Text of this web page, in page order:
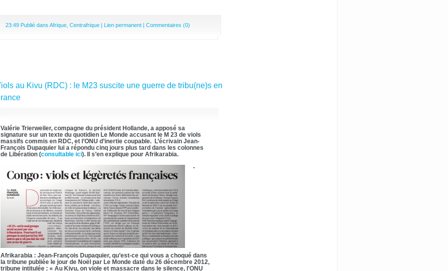
23:49 Publié dans Afrique Centrafrique | Lien permanent | Commentaires (0)
au Kivu (RDC) : le M23 suscite une guerre de tribu(ne)s en
Valérie Trierweiler, compagne du président Hollande, a apposé sa
signature sur un texte du quotidien Le Monde accusant le M 23 de viols
massifs commis en RDC, et l’ONU d’inertie coupable. L’écrivain Jean-
François Dupaquier lui a répondu cinq jours plus tard dans les colonnes
de Libération (consultable ici). Il s’en explique pour Afrikarabia.
-
Afrikarabia : Jean-François Dupaquier, qu’est-ce qui vous a choqué dans
la tribune publiée le jour de Noël par Le Monde daté du 26 décembre 2012,
tribune intitulée : « Au Kivu, on viole et massacre dans le silence, l'ONU